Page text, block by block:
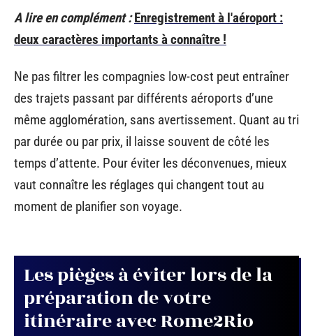
A lire en complément : Enregistrement à l'aéroport :
deux caractères importants à connaître !
Ne pas filtrer les compagnies low-cost peut entraîner
des trajets passant par différents aéroports d’une
même agglomération, sans avertissement. Quant au tri
par durée ou par prix, il laisse souvent de côté les
temps d’attente. Pour éviter les déconvenues, mieux
vaut connaître les réglages qui changent tout au
moment de planifier son voyage.
Les pièges à éviter lors de la
préparation de votre
itinéraire avec Rome2Rio